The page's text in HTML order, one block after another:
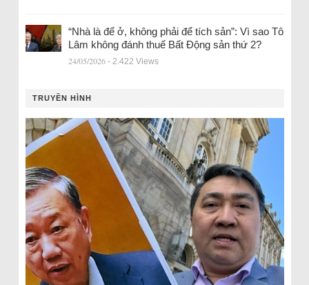
“Nhà là để ở, không phải để tích sản”: Vì sao Tô
Lâm không đánh thuế Bất Động sản thứ 2?
24/05/2026 - 2.422 Views
TRUYỀN HÌNH